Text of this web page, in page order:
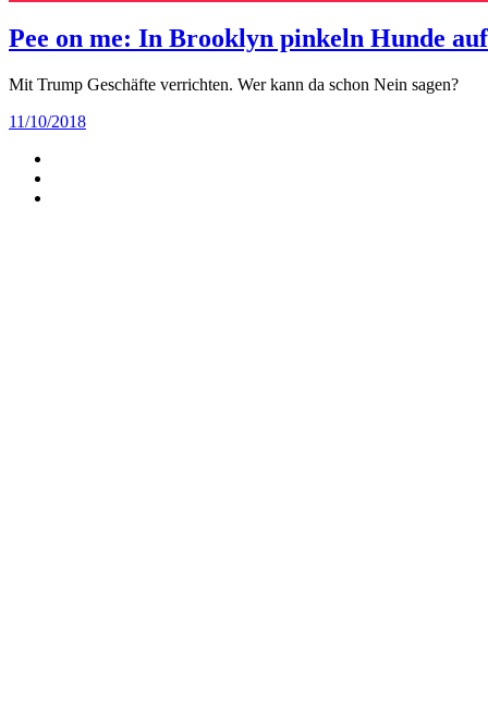
Pee on me: In Brooklyn pinkeln Hunde
Mit Trump Geschäfte verrichten. Wer kann da schon Nein sagen?
11/10/2018